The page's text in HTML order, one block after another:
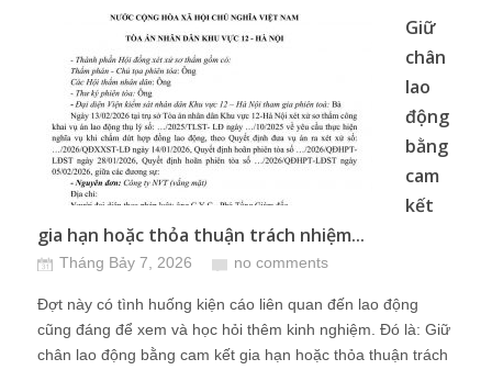
Giữ
chân
lao
động
bằng
cam
kết
gia hạn hoặc thỏa thuận trách nhiệm...
Tháng Bảy 7, 2026 no comments
Đợt này có tình huống kiện cáo liên quan đến lao động
cũng đáng để xem và học hỏi thêm kinh nghiệm. Đó là: Giữ
chân lao động bằng cam kết gia hạn hoặc thỏa thuận trách